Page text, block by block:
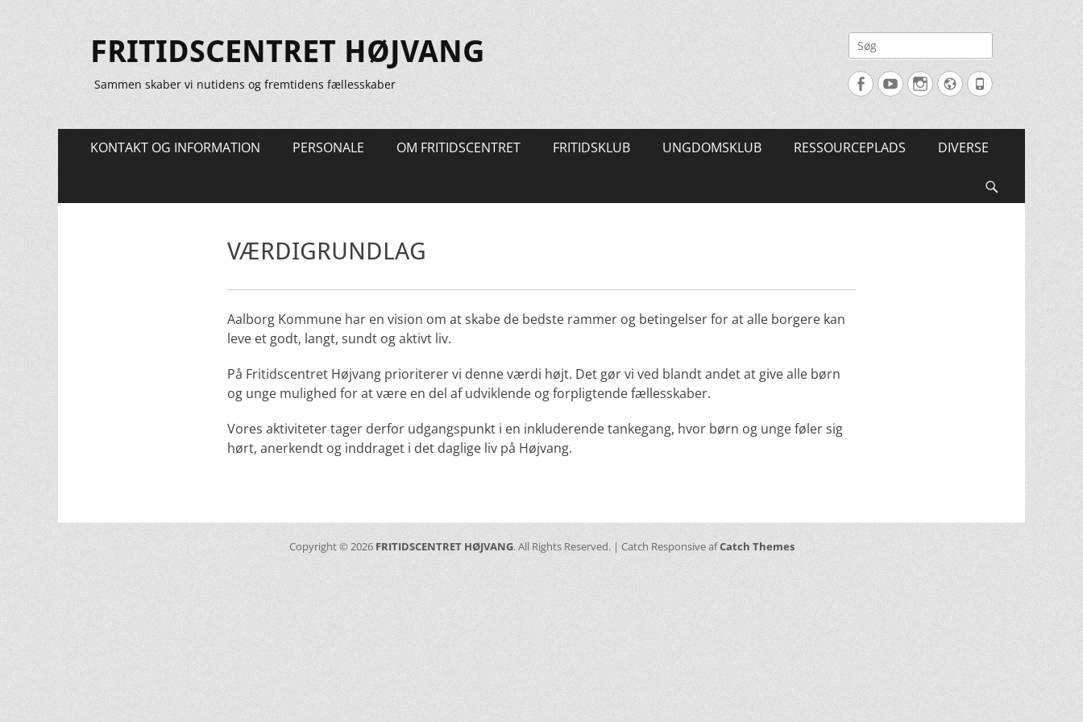
FRITIDSCENTRET HØJVANG
Sammen skaber vi nutidens og fremtidens fællesskaber
Søg
efter:
FacebookYouTubeInstagram
Website
Tlf.
Primær
KONTAKT OG INFORMATION PERSONALE OM FRITIDSCENTRET FRITIDSKLUB UNGDOMSKLUB RESSOURCEPLADS DIVERSE
VÆRDIGRUNDLAG
Aalborg Kommune har en vision om at skabe de bedste rammer og betingelser for at alle borgere kan
leve et godt, langt, sundt og aktivt liv.
På Fritidscentret Højvang prioriterer vi denne værdi højt. Det gør vi ved blandt andet at give alle børn
og unge mulighed for at være en del af udviklende og forpligtende fællesskaber.
Vores aktiviteter tager derfor udgangspunkt i en inkluderende tankegang, hvor børn og unge føler sig
hørt, anerkendt og inddraget i det daglige liv på Højvang.
Copyright © 2026 FRITIDSCENTRET HØJVANG. All Rights Reserved. | Catch Responsive afCatch Themes